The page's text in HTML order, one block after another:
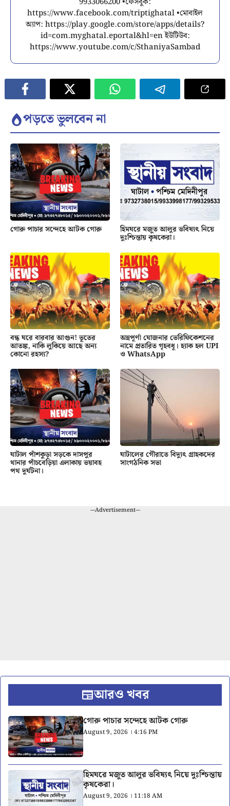
https://www.facebook.com/triptighatal •মোবাইল
অ্যাপ: https://play.google.com/store/apps/details?
id=com.myghatal.eportal&hl=en ইউটিউব:
https://www.youtube.com/c/SthaniyaSambad
পড়তে ভুলবেন না
গোরু পাচার সন্দেহে আটক গোরু হিমঘরে মজুত আলুর ভবিষ্যৎ নিয়ে
দুঃশ্চিন্তায় কৃষকেরা।
বন্ধ ঘরে বারবার আগুন! ভূতের
আতঙ্ক, নাকি লুকিয়ে আছে অন্য
কোনো রহস্য?
অন্নপূর্ণা যোজনার ভেরিফিকেশনের
নামে প্রতারিত গৃহবধূ। হ্যাক হল UPI
ও WhatsApp
ঘাটাল পাঁশকুড়া সড়কে দাসপুর
থানার পাঁচবেড়িয়া এলাকায় ভয়াবহ
পথ দুর্ঘটনা।
ঘাটালের গৌরাতে বিদ্যুৎ গ্রাহকদের
সাংগঠনিক সভা
---Advertisement---
আরও খবর
গোরু পাচার সন্দেহে আটক গোরু
August 9, 2026 । 4:16 PM
হিমঘরে মজুত আলুর ভবিষ্যৎ নিয়ে দুঃশ্চিন্তায়
কৃষকেরা।
August 9, 2026 । 11:18 AM